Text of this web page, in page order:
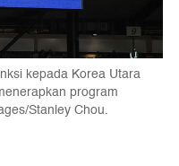
kepada Korea Utara
program
Stanley Chou.